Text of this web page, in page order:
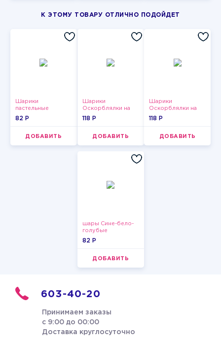
К ЭТОМУ ТОВАРУ ОТЛИЧНО ПОДОЙДЕТ
Шарики
пастельные
82 P
ДОБАВИТЬ
Шарики
Оскорблялки на
день рождения для
118 P
ДОБАВИТЬ
Шарики
Оскорблялки на
день рождения для
118 P
ДОБАВИТЬ
шары Сине-бело-
голубые
пастельные
82 P
ДОБАВИТЬ
603-40-20
Принимаем заказы
с 9:00 до 00:00
Доставка круглосуточно